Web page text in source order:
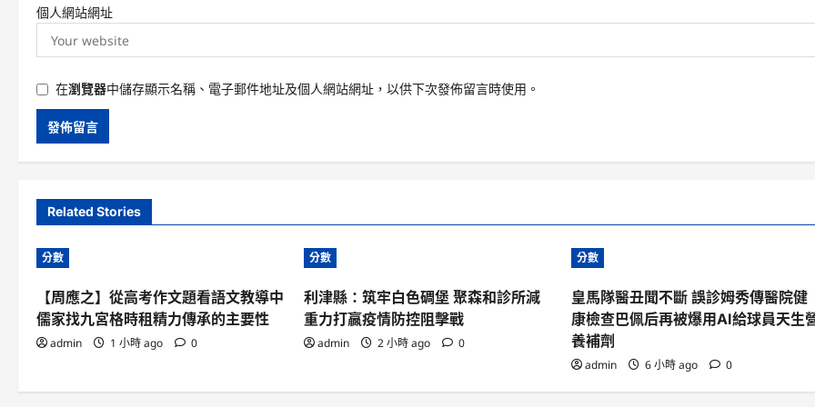
個人網站網址
在瀏覽器中儲存顯示名稱、電子郵件地址及個人網站網址，以供下次發佈留言時使用。
Related Stories
分數
【周應之】從高考作文題看語文教導中
儒家找九宮格時租精力傳承的主要性
admin 1 小時 ago 0
分數
利津縣：筑牢白色碉堡 聚森和診所減
重力打贏疫情防控阻擊戰
admin 2 小時 ago 0
分數
皇馬隊醫丑聞不斷 誤診姆秀傳醫院健
康檢查巴佩后再被爆用AI給球員天生
養補劑
admin 6 小時 ago 0